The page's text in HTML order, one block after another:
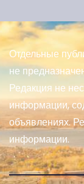
Отдельные
не
Редакция не
информации,
объявлениях.
информации.